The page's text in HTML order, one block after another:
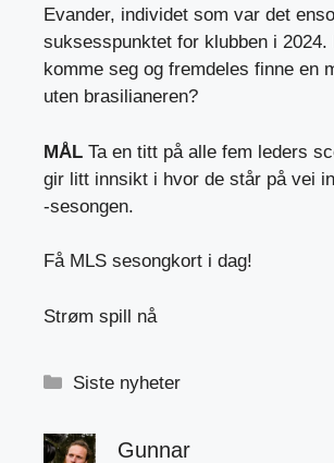
Evander, individet som var det
suksesspunktet for klubben i 2024.
komme seg og fremdeles finne en
uten brasilianeren?
MÅL Ta en titt på alle fem leders
gir litt innsikt i hvor de står på vei
-sesongen.
Få MLS sesongkort i dag!
Strøm spill nå
Kategorier
Siste nyheter
Gunnar